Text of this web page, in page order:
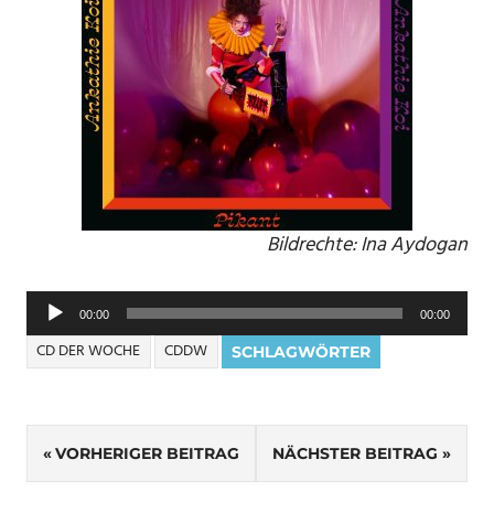
Bildrechte: Ina Aydogan
Audio-
Player
00:00 00:00
SCHLAGWÖRTER
CD DER WOCHE CDDW
Beitragsnavigation
VORHERIGER BEITRAG NÄCHSTER BEITRAG